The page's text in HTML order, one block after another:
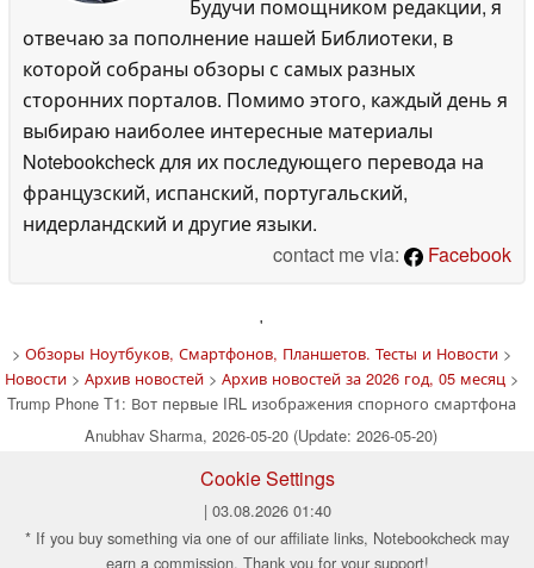
Будучи помощником редакции, я
отвечаю за пополнение нашей Библиотеки, в
которой собраны обзоры с самых разных
сторонних порталов. Помимо этого, каждый день я
выбираю наиболее интересные материалы
Notebookcheck для их последующего перевода на
французский, испанский, португальский,
нидерландский и другие языки.
contact me via:
Facebook
'
> Обзоры Ноутбуков, Смартфонов, Планшетов. Тесты и Новости>
Новости> Архив новостей> Архив новостей за 2026 год, 05 месяц>
Trump Phone T1: Вот первые IRL изображения спорного смартфона
Anubhav Sharma, 2026-05-20 (Update: 2026-05-20)
Cookie Settings
| 03.08.2026 01:40
* If you buy something via one of our affiliate links, Notebookcheck may
earn a commission. Thank you for your support!